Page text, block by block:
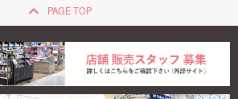
keyboard_arrow_up PAGE TOP